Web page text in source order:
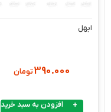
ابهل
390.000تومان
افزودن به سبد خرید